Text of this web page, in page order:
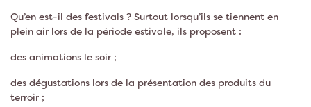
Qu’en est-il des festivals ? Surtout lorsqu’ils se tiennent en
plein air lors de la période estivale, ils proposent :
des animations le soir ;
des dégustations lors de la présentation des produits du
terroir ;